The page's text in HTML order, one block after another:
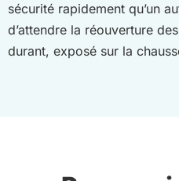
sécurité rapidement qu’un
d’attendre la réouverture
durant, exposé sur la